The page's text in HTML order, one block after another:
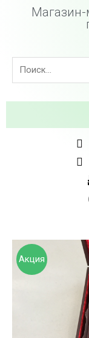
Магазин-
Акция